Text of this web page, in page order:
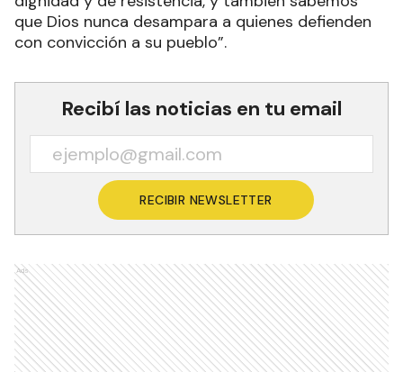
que Dios nunca desampara a quienes defienden
con convicción a su pueblo”.
Recibí las noticias en tu email
RECIBIR NEWSLETTER
Ads